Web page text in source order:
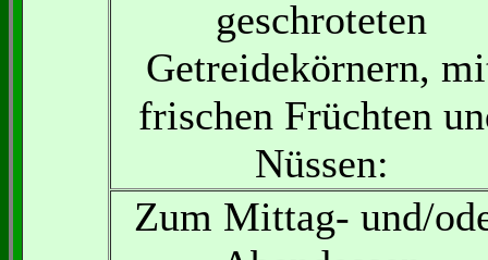
geschroteten
Getreidekörnern,
frischen Früchten
Nüssen:
Zum Mittag- und/